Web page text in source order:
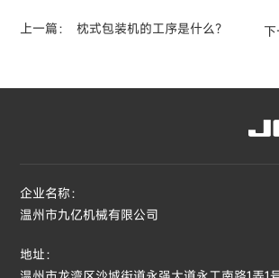
上一篇： 枕式包装机的工序是什么？ 下
企业名称：
温州市九亿机械有限公司
地址：